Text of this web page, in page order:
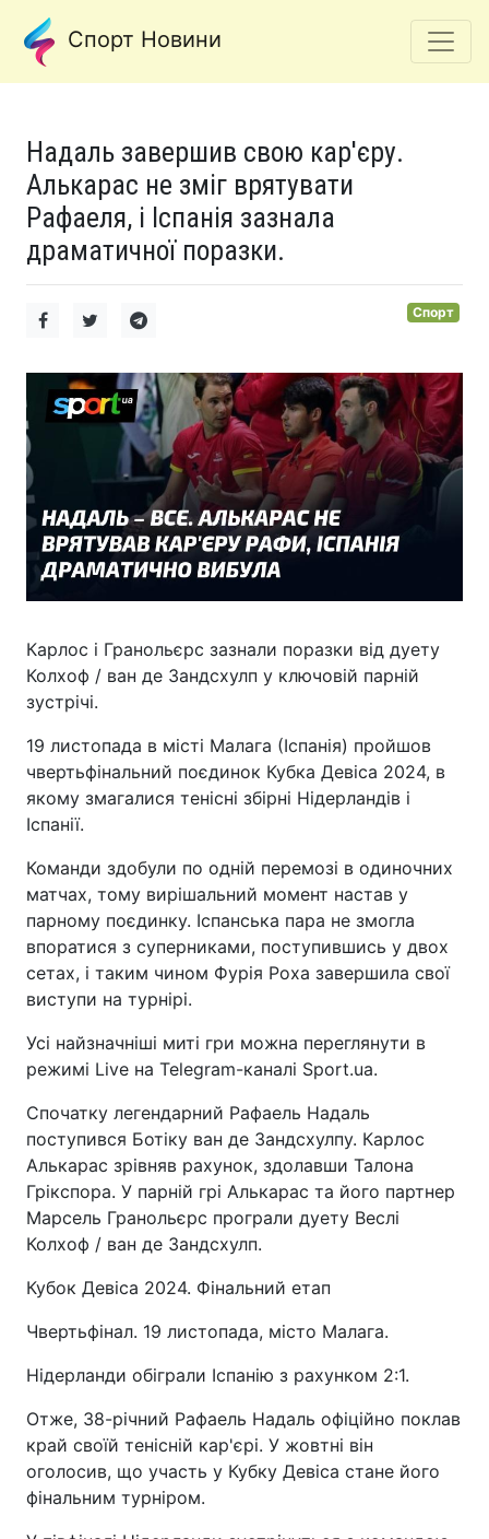
Спорт Новини
Надаль завершив свою кар'єру.
Алькарас не зміг врятувати
Рафаеля, і Іспанія зазнала
драматичної поразки.
Спорт
Карлос і Гранольєрс зазнали поразки від дуету
Колхоф / ван де Зандсхулп у ключовій парній
зустрічі.
19 листопада в місті Малага (Іспанія) пройшов
чвертьфінальний поєдинок Кубка Девіса 2024, в
якому змагалися тенісні збірні Нідерландів і
Іспанії.
Команди здобули по одній перемозі в одиночних
матчах, тому вирішальний момент настав у
парному поєдинку. Іспанська пара не змогла
впоратися з суперниками, поступившись у двох
сетах, і таким чином Фурія Роха завершила свої
виступи на турнірі.
Усі найзначніші миті гри можна переглянути в
режимі Live на Telegram-каналі Sport.ua.
Спочатку легендарний Рафаель Надаль
поступився Ботіку ван де Зандсхулпу. Карлос
Алькарас зрівняв рахунок, здолавши Талона
Грікспора. У парній грі Алькарас та його партнер
Марсель Гранольєрс програли дуету Веслі
Колхоф / ван де Зандсхулп.
Кубок Девіса 2024. Фінальний етап
Чвертьфінал. 19 листопада, місто Малага.
Нідерланди обіграли Іспанію з рахунком 2:1.
Отже, 38-річний Рафаель Надаль офіційно поклав
край своїй тенісній кар'єрі. У жовтні він
оголосив, що участь у Кубку Девіса стане його
фінальним турніром.